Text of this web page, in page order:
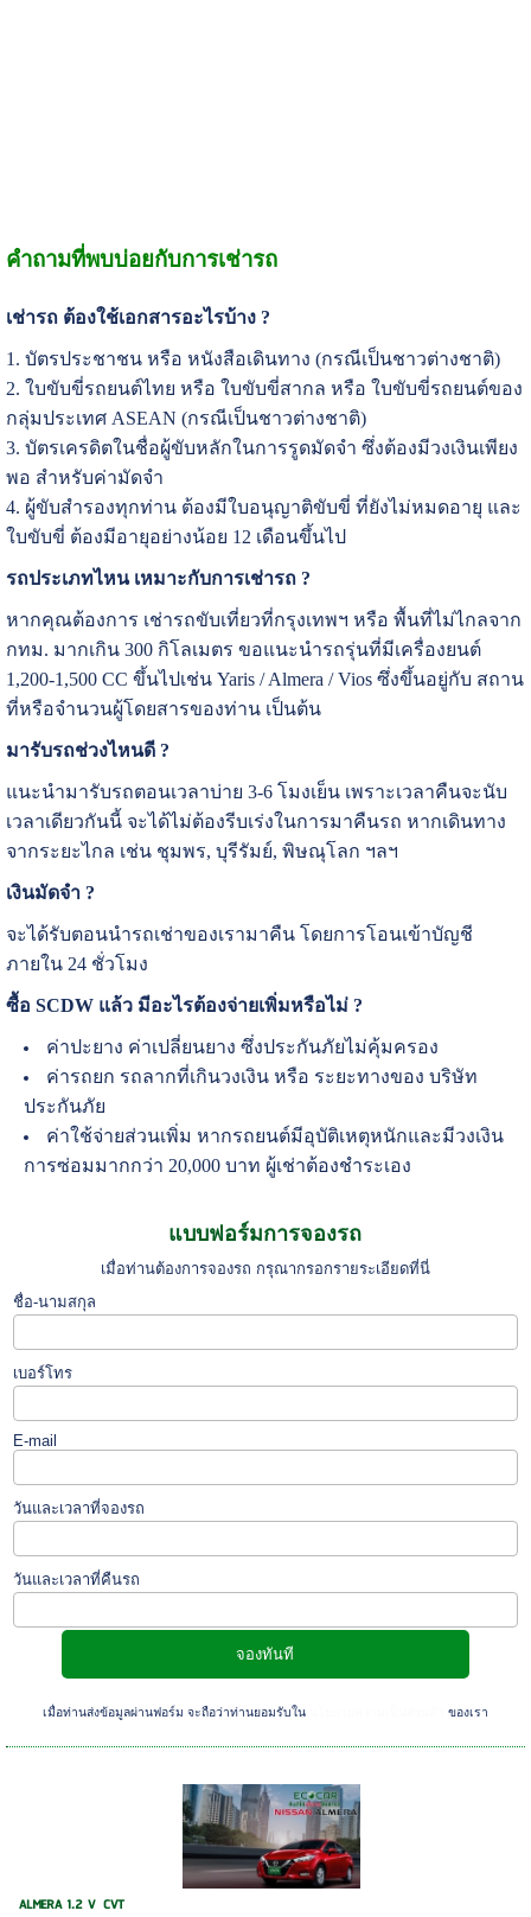
คำถามที่พบบ่อยกับการเช่ารถ
เช่ารถ ต้องใช้เอกสารอะไรบ้าง ?
1. บัตรประชาชน หรือ หนังสือเดินทาง (กรณีเป็นชาวต่างชาติ)
2. ใบขับขี่รถยนต์ไทย หรือ ใบขับขี่สากล หรือ ใบขับขี่รถยนต์ของ
กลุ่มประเทศ ASEAN (กรณีเป็นชาวต่างชาติ)
3. บัตรเครดิตในชื่อผู้ขับหลักในการรูดมัดจำ ซึ่งต้องมีวงเงินเพียง
พอ สำหรับค่ามัดจำ
4. ผู้ขับสำรองทุกท่าน ต้องมีใบอนุญาติขับขี่ ที่ยังไม่หมดอายุ และ
ใบขับขี่ ต้องมีอายุอย่างน้อย 12 เดือนขึ้นไป
รถประเภทไหน เหมาะกับการเช่ารถ ?
หากคุณต้องการ เช่ารถขับเที่ยวที่กรุงเทพฯ หรือ พื้นที่ไม่ไกลจาก
กทม. มากเกิน 300 กิโลเมตร ขอแนะนำรถรุ่นที่มีเครื่องยนต์
1,200-1,500 CC ขึ้นไปเช่น Yaris / Almera / Vios ซึ่งขึ้นอยู่กับ สถาน
ที่หรือจำนวนผู้โดยสารของท่าน เป็นต้น
มารับรถช่วงไหนดี ?
แนะนำมารับรถตอนเวลาบ่าย 3-6 โมงเย็น เพราะเวลาคืนจะนับ
เวลาเดียวกันนี้ จะได้ไม่ต้องรีบเร่งในการมาคืนรถ หากเดินทาง
จากระยะไกล เช่น ชุมพร, บุรีรัมย์, พิษณุโลก ฯลฯ
เงินมัดจำ ?
จะได้รับตอนนำรถเช่าของเรามาคืน โดยการโอนเข้าบัญชี
ภายใน 24 ชั่วโมง
ซื้อ SCDW แล้ว มีอะไรต้องจ่ายเพิ่มหรือไม่ ?
ค่าปะยาง ค่าเปลี่ยนยาง ซึ่งประกันภัยไม่คุ้มครอง
ค่ารถยก รถลากที่เกินวงเงิน หรือ ระยะทางของ บริษัท
ประกันภัย
ค่าใช้จ่ายส่วนเพิ่ม หากรถยนต์มีอุบัติเหตุหนักและมีวงเงิน
การซ่อมมากกว่า 20,000 บาท ผู้เช่าต้องชำระเอง
แบบฟอร์มการจองรถ
เมื่อท่านต้องการจองรถ กรุณากรอกรายระเอียดที่นี่
ชื่อ-นามสกุล
เบอร์โทร
E-mail
วันและเวลาที่จองรถ
วันและเวลาที่คืนรถ
เมื่อท่านส่งข้อมูลผ่านฟอร์ม จะถือว่าท่านยอมรับในนโยบายความเป็นส่วนตัว ของเรา
ALMERA 1.2 V CVT